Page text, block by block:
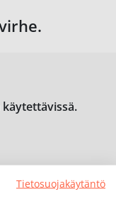
Tietosuojakäytäntö